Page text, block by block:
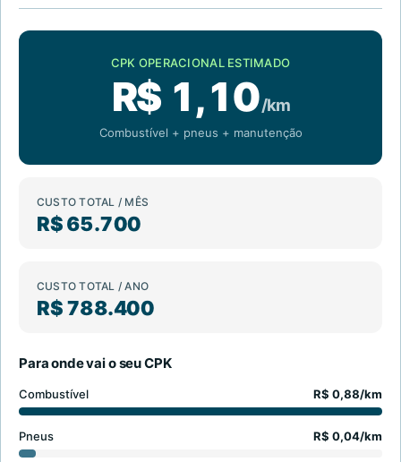
CPK OPERACIONAL ESTIMADO
R$ 1,10/km
Combustível + pneus + manutenção
CUSTO TOTAL / MÊS
R$ 65.700
CUSTO TOTAL / ANO
R$ 788.400
Para onde vai o seu CPK
Combustível R$ 0,88/km
Pneus R$ 0,04/km